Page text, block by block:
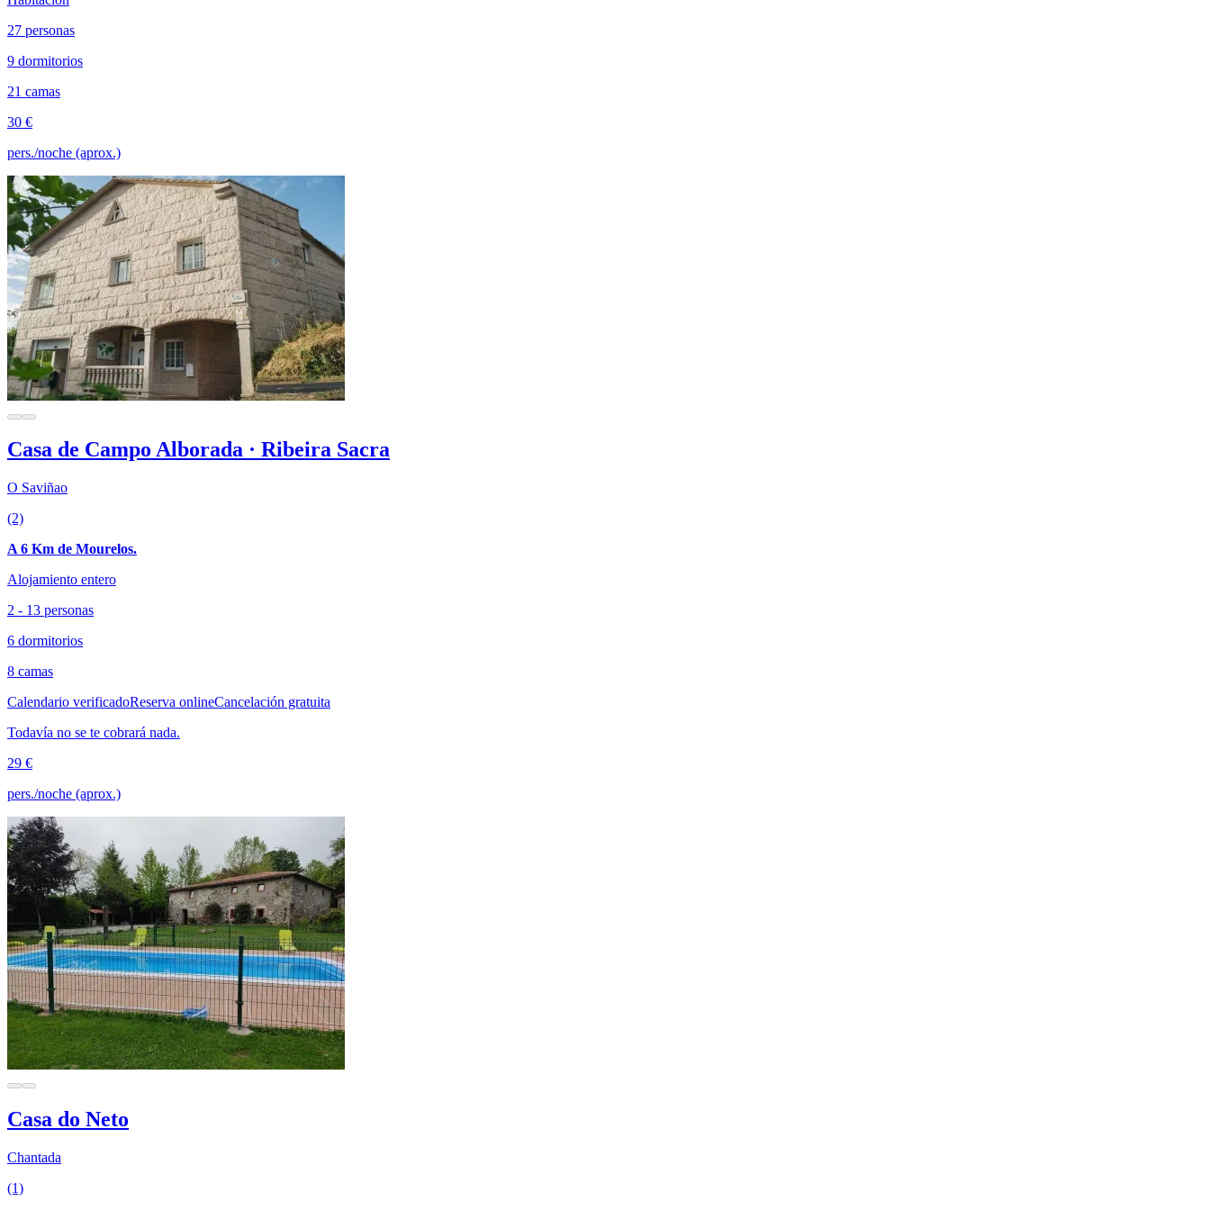
27 personas
9 dormitorios
21 camas
30 €
pers./noche (aprox.)
Casa de Campo Alborada · Ribeira Sacra
O Saviñao
(2)
A 6 Km de Mourelos.
Alojamiento entero
2 - 13 personas
6 dormitorios
8 camas
Calendario verificadoReserva onlineCancelación gratuita
Todavía no se te cobrará nada.
29 €
pers./noche (aprox.)
Casa do Neto
Chantada
(1)